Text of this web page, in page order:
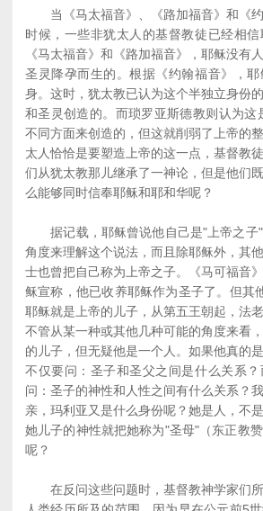
当《马太福音》、《路加福音》和《约
时候，一些非犹太人的基督教徒已经相
《马太福音》和《路加福音》，耶稣没有
圣灵降孕而生的。根据《约翰福音》，
身。这时，犹太教已认为这个半独立身份
和圣灵创造的。而琐罗亚斯德教则认为这
不同方面来创造的，但这就削弱了上帝的
太人恰恰是要塑造上帝的这一点，基督教
们从犹太教那儿继承了一神论，但是他们
么能够同时信奉耶稣和耶和华呢？
据记载，耶稣曾说他自己是"上帝之子"
角度来理解这个说法，而且除耶稣外，其
士也曾把自己称为上帝之子。《马可福音
稣宣称，他已收养耶稣作为圣子了。但其
耶稣就是上帝的儿子，从第五王朝起，法
不管从某一种或其他几种可能的角度来看
的儿子，但无疑他是一个人。如果他真的
不仅要问：圣子和圣父之间是什么关系
问：圣子的神性和人性之间有什么关系？
亲，玛利亚又是什么身份呢？她是人，不
她儿子的神性就把她称为"圣母"（东正教赞
呢？
在反问这些问题时，基督教神学家们所